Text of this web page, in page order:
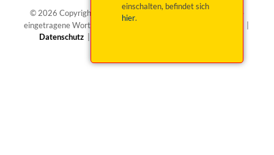
einschalten, befindet sich
hier.
© 2026 Copyright okticket.de GmbH | okticket.de
ist eine
eingetragene Wortmarke von okticket.de GmbH |
Datenschutz